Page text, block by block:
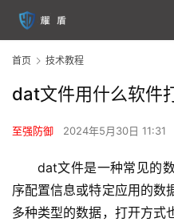
首页 技术教程
dat文件用什么软件
至强防御 2024年5月30日 11:31
dat文件是一种常见的
序配置信息或特定应用的数
多种类型的数据，打开方式